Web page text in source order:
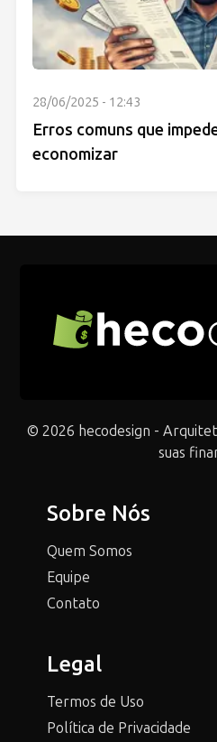
28/06/2025 - 12:43
Erros comuns que
economizar
© 2026 hecodesign -
suas
Sobre Nós
Quem Somos
Equipe
Contato
Legal
Termos de Uso
Política de Privacidade